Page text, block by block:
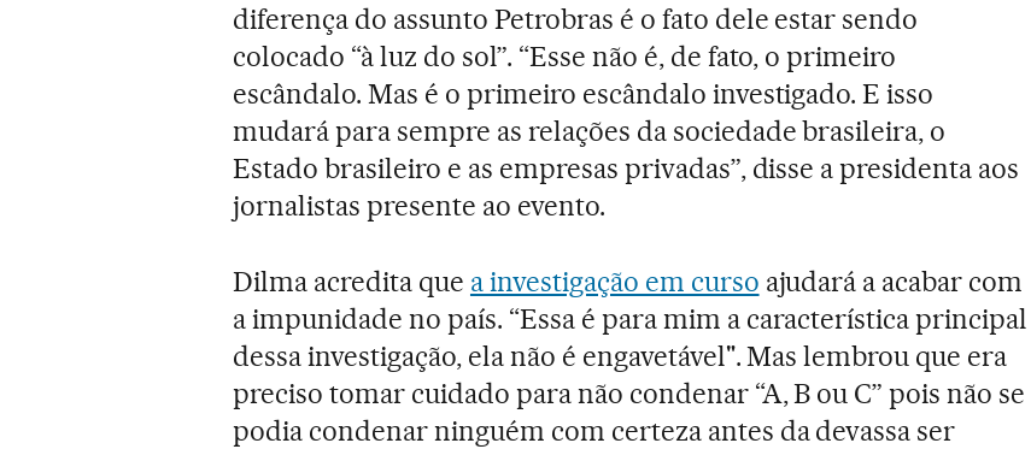
diferença do assunto Petrobras é o fato dele estar sendo
colocado “à luz do sol”. “Esse não é, de fato, o primeiro
escândalo. Mas é o primeiro escândalo investigado. E isso
mudará para sempre as relações da sociedade brasileira, o
Estado brasileiro e as empresas privadas”, disse a presidenta aos
jornalistas presente ao evento.
Dilma acredita que a investigação em curso ajudará a acabar com
a impunidade no país. “Essa é para mim a característica principal
dessa investigação, ela não é engavetável". Mas lembrou que era
preciso tomar cuidado para não condenar “A, B ou C” pois não se
podia condenar ninguém com certeza antes da devassa ser